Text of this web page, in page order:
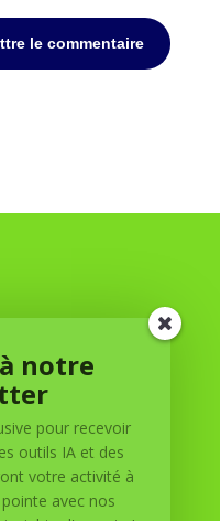
le commentaire
de confiance
le confort de votre
personnalisées pour
notre
pour recevoir
outils IA et des
votre activité à
avec nos